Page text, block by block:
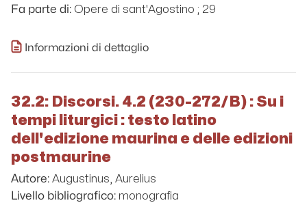
Fa parte di: Opere di sant'Agostino ; 29
Informazioni di dettaglio
32.2: Discorsi. 4.2 (230-272/B) : Su i
tempi liturgici : testo latino
dell'edizione maurina e delle edizioni
postmaurine
Autore: Augustinus, Aurelius
Livello bibliografico: monografia